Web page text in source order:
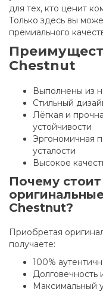
для тех, кто ценит
Только здесь вы
премиального
Chestnut
Выполнены из
Стильный
Лёгкая и
устойчивости
Эргономичная
усталости
Высокое
Почему
Chestnut?
Приобретая
получаете:
100%
Долговечность
Максимальный